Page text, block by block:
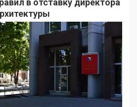
в отставку директора